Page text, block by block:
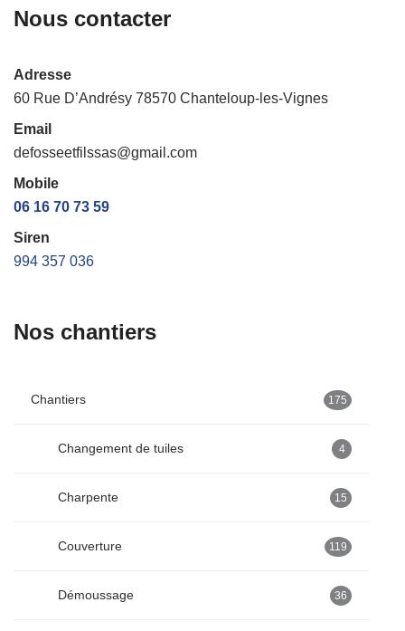
Nous contacter
Adresse
60 Rue D’Andrésy 78570 Chanteloup-les-Vignes
Email
defosseetfilssas@gmail.com
Mobile
06 16 70 73 59
Siren
994 357 036
Nos chantiers
Chantiers 175
Changement de tuiles 4
Charpente 15
Couverture 119
Démoussage 36